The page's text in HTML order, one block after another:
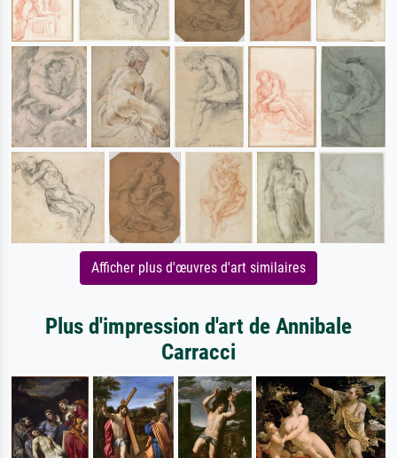
Afficher plus d'œuvres d'art similaires
Plus d'impression d'art de Annibale
Carracci